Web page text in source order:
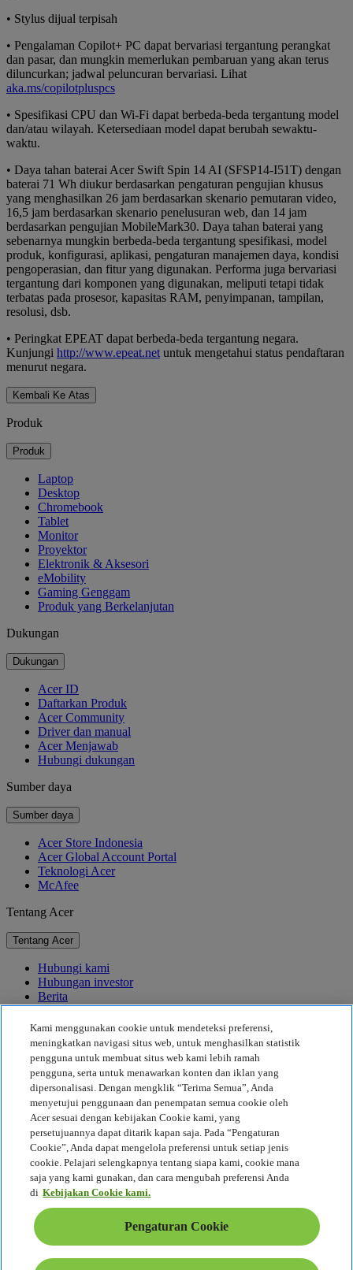
• Stylus dijual terpisah
• Pengalaman Copilot+ PC dapat bervariasi tergantung perangkat
dan pasar, dan mungkin memerlukan pembaruan yang akan terus
diluncurkan; jadwal peluncuran bervariasi. Lihat
aka.ms/copilotpluspcs
• Spesifikasi CPU dan Wi-Fi dapat berbeda-beda tergantung model
dan/atau wilayah. Ketersediaan model dapat berubah sewaktu-
waktu.
• Daya tahan baterai Acer Swift Spin 14 AI (SFSP14-I51T) dengan
baterai 71 Wh diukur berdasarkan pengaturan pengujian khusus
yang menghasilkan 26 jam berdasarkan skenario pemutaran video,
16,5 jam berdasarkan skenario penelusuran web, dan 14 jam
berdasarkan pengujian MobileMark30. Daya tahan baterai yang
sebenarnya mungkin berbeda-beda tergantung spesifikasi, model
produk, konfigurasi, aplikasi, pengaturan manajemen daya, kondisi
pengoperasian, dan fitur yang digunakan. Performa juga bervariasi
tergantung dari komponen yang digunakan, meliputi tetapi tidak
terbatas pada prosesor, kapasitas RAM, penyimpanan, tampilan,
resolusi, dsb.
• Peringkat EPEAT dapat berbeda-beda tergantung negara.
Kunjungi http://www.epeat.net untuk mengetahui status pendaftaran
menurut negara.
Kembali Ke Atas
Produk
Produk
Laptop
Desktop
Chromebook
Tablet
Monitor
Proyektor
Elektronik & Aksesori
eMobility
Gaming Genggam
Produk yang Berkelanjutan
Dukungan
Dukungan
Acer ID
Daftarkan Produk
Acer Community
Driver dan manual
Acer Menjawab
Hubungi dukungan
Sumber daya
Sumber daya
Acer Store Indonesia
Acer Global Account Portal
Teknologi Acer
McAfee
Tentang Acer
Tentang Acer
Hubungi kami
Hubungan investor
Berita
Penghargaan
Acara
Keberlanjutan
Keberlanjutan
Tanggung Jawab Sosial Perusahaan
Jejak Karbon Produk
Proyek Kemanusiaan
Earthion
Kebijakan Privasi
Kebijakan Cookie
Pemberitahuan Hukum
Informasi Tambahan Seputar Hukum
Kebijakan Aksesibilitas
Pengaturan Cookie
Indonesia - Bahasa
Kami menggunakan cookie untuk mendeteksi preferensi,
meningkatkan navigasi situs web, untuk menghasilkan statistik
pengguna untuk membuat situs web kami lebih ramah
pengguna, serta untuk menawarkan konten dan iklan yang
dipersonalisasi. Dengan mengklik “Terima Semua”, Anda
menyetujui penggunaan dan penempatan semua cookie oleh
Acer sesuai dengan kebijakan Cookie kami, yang
persetujuannya dapat ditarik kapan saja. Pada “Pengaturan
Cookie”, Anda dapat mengelola preferensi untuk setiap jenis
cookie. Pelajari selengkapnya tentang siapa kami, cookie mana
saja yang kami gunakan, dan cara mengubah preferensi Anda
di Kebijakan Cookie kami.
Pengaturan Cookie